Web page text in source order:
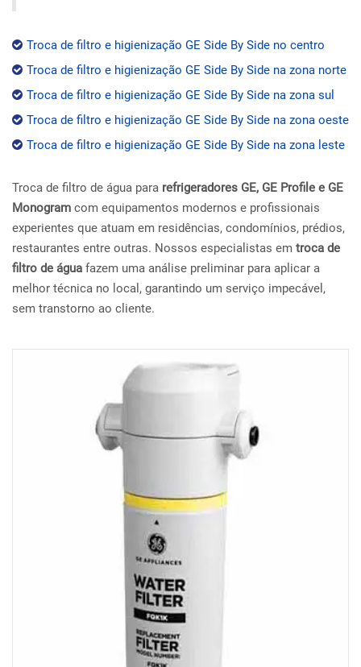
Troca de filtro e higienização GE Side By Side no centro
Troca de filtro e higienização GE Side By Side na zona norte
Troca de filtro e higienização GE Side By Side na zona sul
Troca de filtro e higienização GE Side By Side na zona oeste
Troca de filtro e higienização GE Side By Side na zona leste
Troca de filtro de água para refrigeradores GE, GE Profile e GE
Monogram com equipamentos modernos e profissionais
experientes que atuam em residências, condomínios, prédios,
restaurantes entre outras. Nossos especialistas em troca de
filtro de água fazem uma análise preliminar para aplicar a
melhor técnica no local, garantindo um serviço impecável,
sem transtorno ao cliente.